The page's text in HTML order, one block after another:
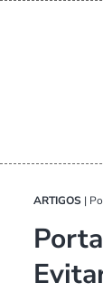
ARTIGOS |